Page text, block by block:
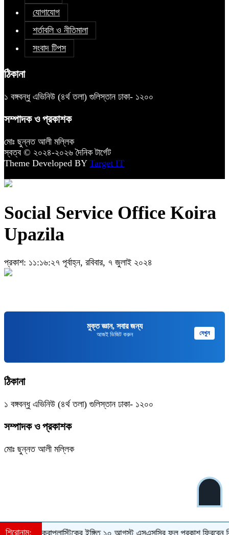
যোগাযোগ
শর্তাবলি ও নীতিমালা
সংবাদ টিপস
ঠিকানা
১ বঙ্গবন্ধু এভিনিউ (৪র্থ তলা) গুলিস্তান ঢাকা- ১২০০
সম্পাদক ও প্রকাশক
মোঃ ছুন্নত আলী মল্লিক
স্বত্ব © ২০২৪-২০২৬ দৈনিক টার্গেট
Theme Developed BY Target IT
শিরোনাম:মাইক্রোপ্লাস্টিকের ইঙ্গিত১০ আগস্ট এসএসসির ফল প্রকাশফিরবেন কি
Social Service Office Koira
Upazila
প্রকাশ: ১১:১৬:২৭ পূর্বাহ্ন, রবিবার, ৭ জুলাই ২০২৪
মুক্ত জ্ঞান, সবার জন্য
আজই ভিজিট করুন দেখুন
ঠিকানা
১ বঙ্গবন্ধু এভিনিউ (৪র্থ তলা) গুলিস্তান ঢাকা- ১২০০
সম্পাদক ও প্রকাশক
মোঃ ছুন্নত আলী মল্লিক